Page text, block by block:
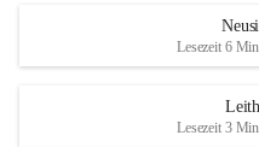
S
und den daraus folgenden
Maßnahmen zur
Lesezeit 6
Lesezeit 3